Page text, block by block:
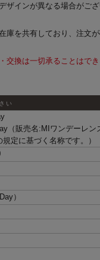
ザインが異なる場合がご
庫を共有しており、注文
交換は一切承ることはでき
い
（販売名:MIワンデーレ
定に基づく名称です。）
）